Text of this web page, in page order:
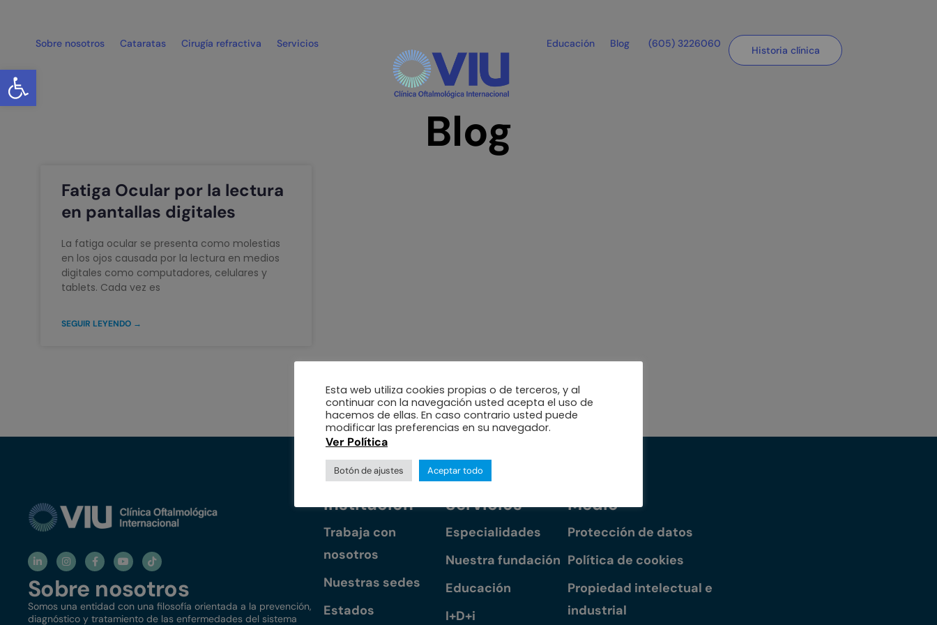
Abrir barra de herramientas
Sobre nosotros Cataratas Cirugía refractiva Servicios Educación Blog (605) 3226060
Historia clínica
Blog
Fatiga Ocular por la lectura
en pantallas digitales
La fatiga ocular se presenta como molestias
en los ojos causada por la lectura en medios
digitales como computadores, celulares y
tablets. Cada vez es
SEGUIR LEYENDO →
Sobre nosotros
Somos una entidad con una filosofía orientada a la prevención,
diagnóstico y tratamiento de las enfermedades del sistema
Institución
Trabaja con
nosotros
Nuestras sedes
Estados
Servicios
Especialidades
Nuestra fundación
Educación
I+D+i
Medio
Protección de datos
Política de cookies
Propiedad intelectual e
industrial
Esta web utiliza cookies propias o de terceros, y al
continuar con la navegación usted acepta el uso de
hacemos de ellas. En caso contrario usted puede
modificar las preferencias en su navegador.
Ver Política
Botón de ajustes Aceptar todo